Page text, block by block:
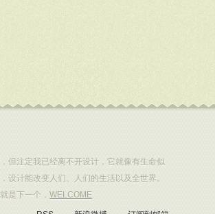
但注定我已经离不开设计，它就像有生命似
设计能改变人们、人们的生活以及全世界。
是下一个， WELCOME.